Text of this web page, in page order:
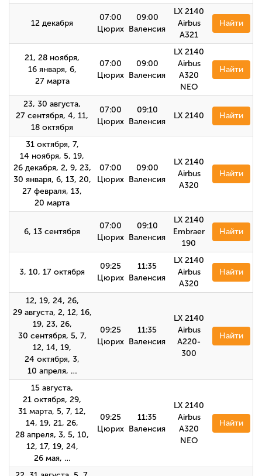
12 декабря
07:00
Цюрих
09:00
Валенсия
LX 2140
Airbus
А321
Найти
21, 28 ноября,
16 января, 6,
27 марта
07:00
Цюрих
09:00
Валенсия
LX 2140
Airbus
A320
NEO
Найти
23, 30 августа,
27 сентября, 4, 11,
18 октября
07:00
Цюрих
09:10
Валенсия
LX 2140 Найти
31 октября, 7,
14 ноября, 5, 19,
26 декабря, 2, 9, 23,
30 января, 6, 13, 20,
27 февраля, 13,
20 марта
07:00
Цюрих
09:00
Валенсия
LX 2140
Airbus
А320
Найти
6, 13 сентября
07:00
Цюрих
09:10
Валенсия
LX 2140
Embraer
190
Найти
3, 10, 17 октября
09:25
Цюрих
11:35
Валенсия
LX 2140
Airbus
А320
Найти
12, 19, 24, 26,
29 августа, 2, 12, 16,
19, 23, 26,
30 сентября, 5, 7,
12, 14, 19,
24 октября, 3,
10 апреля, …
09:25
Цюрих
11:35
Валенсия
LX 2140
Airbus
A220-
300
Найти
15 августа,
21 октября, 29,
31 марта, 5, 7, 12,
14, 19, 21, 26,
28 апреля, 3, 5, 10,
12, 17, 19, 24,
26 мая, …
09:25
Цюрих
11:35
Валенсия
LX 2140
Airbus
A320
NEO
Найти